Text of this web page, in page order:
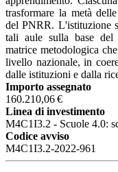
trasformare la metà
del PNRR. L'istituzione
tali aule sulla base del
matrice metodologica
livello nazionale, in
dalle istituzioni e dalla
Importo assegnato
160.210,06 €
Linea di investimento
M4C1I3.2 - Scuole 4.0:
Codice avviso
M4C1I3.2-2022-961